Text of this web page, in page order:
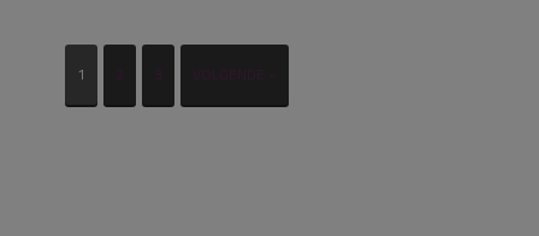
1 2 3 VOLGENDE »